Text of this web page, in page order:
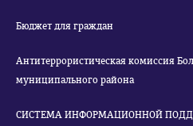
Бюджет для граждан
Антитеррористическая комиссия
муниципального района
СИСТЕМА ИНФОРМАЦИОННОЙ